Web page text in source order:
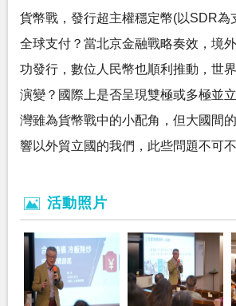
貨幣戰，發行超主權穩定幣(以SDR為
全球支付？當北京金融戰略奏效，境
功發行，數位人民幣也順利推動，世
演變？國際上是否呈現雙極或多極並
灣雖為貨幣戰中的小配角，但大國間
響以外貿立國的我們，此些問題不可不
活動照片